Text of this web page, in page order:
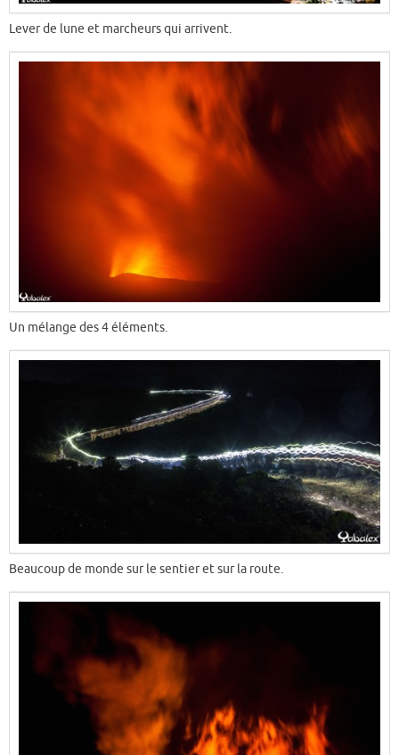
Lever de lune et marcheurs qui arrivent.
Un mélange des 4 éléments.
Beaucoup de monde sur le sentier et sur la route.